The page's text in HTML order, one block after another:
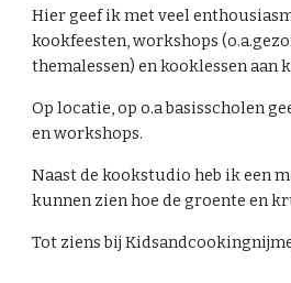
Hier geef ik met veel
kookfeesten, workshops
themalessen) en kooklessen aan
Op locatie, op o.a basisscholen
en workshops.
Naast de kookstudio heb ik een
kunnen zien hoe de groente en
Tot ziens bij